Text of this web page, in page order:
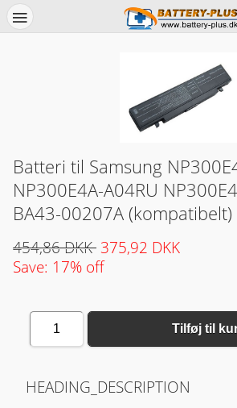
Batteri til Samsung
NP300E4A-A04RU
BA43-00207A (kompatibelt)
454,86 DKK 375,92 DKK
Save: 17% off
1 Tilføj til
HEADING_DESCRIPTION